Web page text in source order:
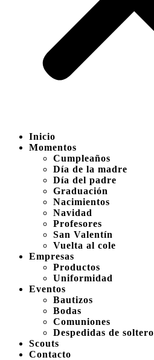
Inicio
Momentos
Cumpleaños
Día de la madre
Día del padre
Graduación
Nacimientos
Navidad
Profesores
San Valentín
Vuelta al cole
Empresas
Productos
Uniformidad
Eventos
Bautizos
Bodas
Comuniones
Despedidas de soltero
Scouts
Contacto